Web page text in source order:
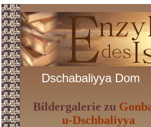
Dschabaliyya Dom
Bildergalerie zu
u-Dschbaliyya